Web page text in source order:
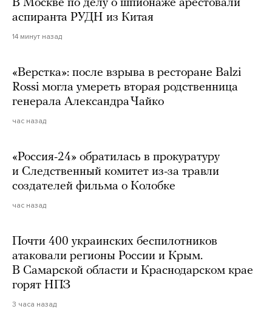
В Москве по делу о шпионаже арестовали
аспиранта РУДН из Китая
14 минут назад
«Верстка»: после взрыва в ресторане Balzi
Rossi могла умереть вторая родственница
генерала Александра Чайко
час назад
«Россия-24» обратилась в прокуратуру
и Следственный комитет из-за травли
создателей фильма о Колобке
час назад
Почти 400 украинских беспилотников
атаковали регионы России и Крым.
В Самарской области и Краснодарском крае
горят НПЗ
3 часа назад